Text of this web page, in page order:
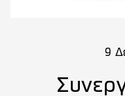
9